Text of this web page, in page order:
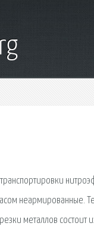
неармированные.
металлов